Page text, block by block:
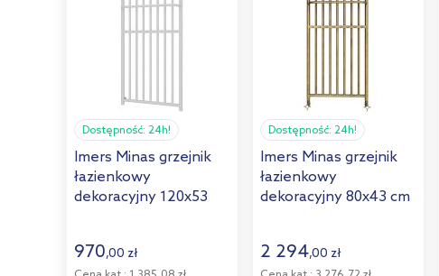
Dostępność:24h!
Imers Minas grzejnik
łazienkowy
dekoracyjny 120x53
970,00 zł
Dostępność: 24h!
Imers Minas grzejnik
łazienkowy
dekoracyjny 80x43 cm
2 294,00 zł